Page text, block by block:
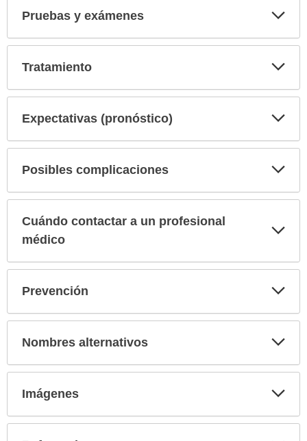
Pruebas y exámenes
Tratamiento
Expectativas (pronóstico)
Posibles complicaciones
Cuándo contactar a un profesional
médico
Prevención
Nombres alternativos
Imágenes